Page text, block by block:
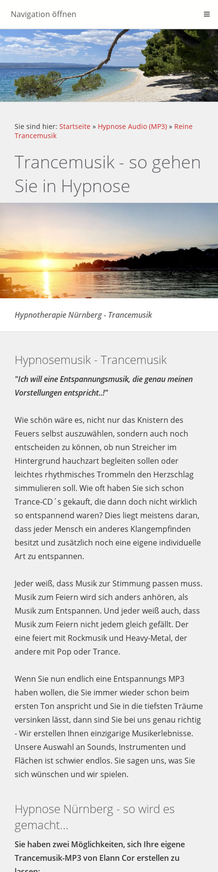
Navigation öffnen
Sie sind hier: Startseite » Hypnose Audio (MP3) » Reine
Trancemusik
Trancemusik - so gehen
Sie in Hypnose
Hypnotherapie Nürnberg - Trancemusik
Hypnosemusik - Trancemusik
"Ich will eine Entspannungsmusik, die genau meinen
Vorstellungen entspricht..!"
Wie schön wäre es, nicht nur das Knistern des
Feuers selbst auszuwählen, sondern auch noch
entscheiden zu können, ob nun Streicher im
Hintergrund hauchzart begleiten sollen oder
leichtes rhythmisches Trommeln den Herzschlag
simmulieren soll. Wie oft haben Sie sich schon
Trance-CD´s gekauft, die dann doch nicht wirklich
so entspannend waren? Dies liegt meistens daran,
dass jeder Mensch ein anderes Klangempfinden
besitzt und zusätzlich noch eine eigene individuelle
Art zu entspannen.
Jeder weiß, dass Musik zur Stimmung passen muss.
Musik zum Feiern wird sich anders anhören, als
Musik zum Entspannen. Und jeder weiß auch, dass
Musik zum Feiern nicht jedem gleich gefällt. Der
eine feiert mit Rockmusik und Heavy-Metal, der
andere mit Pop oder Trance.
Wenn Sie nun endlich eine Entspannungs MP3
haben wollen, die Sie immer wieder schon beim
ersten Ton anspricht und Sie in die tiefsten Träume
versinken lässt, dann sind Sie bei uns genau richtig
- Wir erstellen Ihnen einzigarige Musikerlebnisse.
Unsere Auswahl an Sounds, Instrumenten und
Flächen ist schwier endlos. Sie sagen uns, was Sie
sich wünschen und wir spielen.
Hypnose Nürnberg - so wird es
gemacht...
Sie haben zwei Möglichkeiten, sich Ihre eigene
Trancemusik-MP3 von Elann Cor erstellen zu